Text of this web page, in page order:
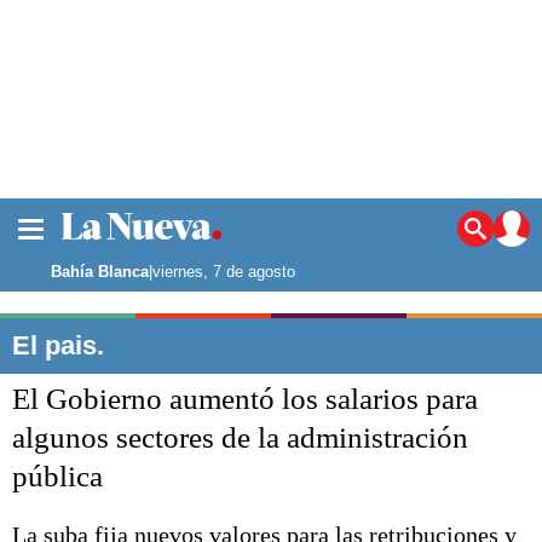
Noticias
La ciudad
Punta Alta
El mundo
Seguridad
Liga del Sur
Bahía Blanca|viernes, 7 de agosto
El pais.
El Gobierno aumentó los salarios para
algunos sectores de la administración
pública
La suba fija nuevos valores para las retribuciones y